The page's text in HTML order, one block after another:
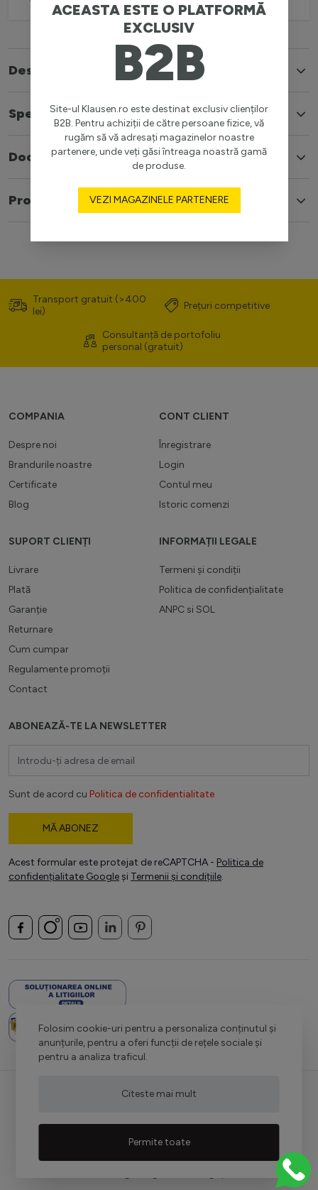
Folosim cookie-uri pentru a personaliza conținutul și
anunțurile, pentru a oferi funcții de rețele sociale și
pentru a analiza traficul.
Citeste mai mult
Permite toate
Descriere
Specificatii
Documente
Produse similare
ACEASTA ESTE O PLATFORMĂ
EXCLUSIV
B2B
Site-ul Klausen.ro este destinat exclusiv clienților
B2B. Pentru achiziții de către persoane fizice, vă
rugăm să vă adresați magazinelor noastre
partenere, unde veți găsi întreaga noastră gamă
de produse.
VEZI MAGAZINELE PARTENERE
Transport gratuit (>400
lei)
Prețuri competitive
Consultanță de portofoliu
personal (gratuit)
COMPANIA
Despre noi
Brandurile noastre
Certificate
Blog
CONT CLIENT
Înregistrare
Login
Contul meu
Istoric comenzi
SUPORT CLIENȚI
Livrare
Plată
Garanție
Returnare
Cum cumpar
Regulamente promoții
Contact
INFORMAȚII LEGALE
Termeni și condiții
Politica de confidențialitate
ANPC si SOL
ABONEAZĂ-TE LA NEWSLETTER
Sunt de acord cu Politica de confidentialitate
MĂ ABONEZ
Acest formular este protejat de reCAPTCHA - Politica de
confidențialitate Google și Termenii și condițiile.